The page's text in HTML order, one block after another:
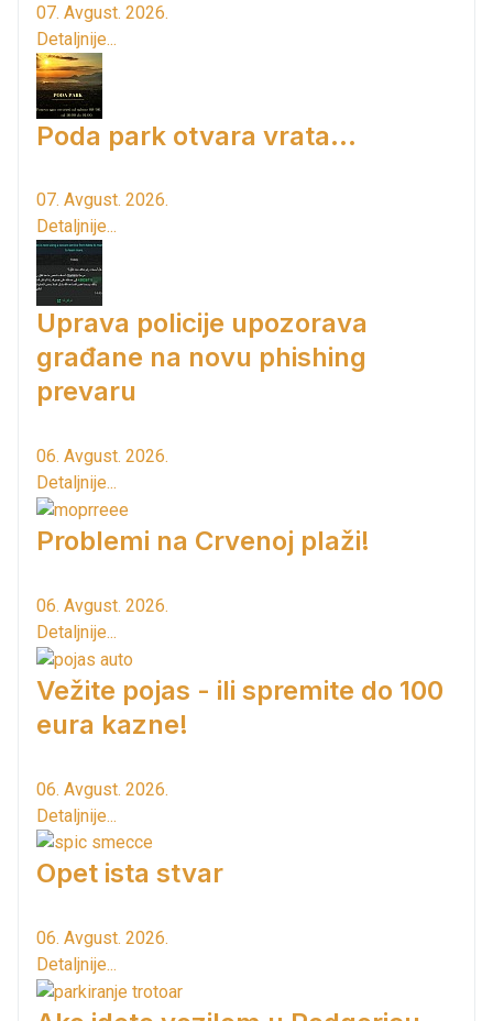
07. Avgust. 2026.
Detaljnije...
Poda park otvara vrata...
07. Avgust. 2026.
Detaljnije...
Uprava policije upozorava
građane na novu phishing
prevaru
06. Avgust. 2026.
Detaljnije...
Problemi na Crvenoj plaži!
06. Avgust. 2026.
Detaljnije...
Vežite pojas - ili spremite do 100
eura kazne!
06. Avgust. 2026.
Detaljnije...
Opet ista stvar
06. Avgust. 2026.
Detaljnije...